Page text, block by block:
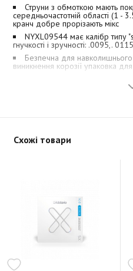
Струни з обмоткою мають
середньочастотній області (1 -
кранч добре прорізають мікс
NYXL09544 має калібр типу
гнучкості і зручності: .0095,.
Безпечна для
виникнення корозії упаковка
Схожі товари